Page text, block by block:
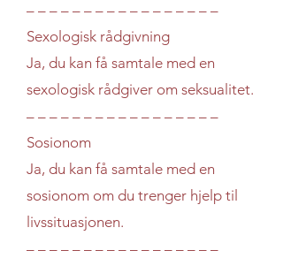
– – – – – – – – – – – – – – – – –
Sexologisk rådgivning
Ja, du kan få samtale med en
sexologisk rådgiver om seksualitet.
– – – – – – – – – – – – – – – – –
Sosionom
Ja, du kan få samtale med en
sosionom om du trenger hjelp til
livssituasjonen.
– – – – – – – – – – – – – – – – –